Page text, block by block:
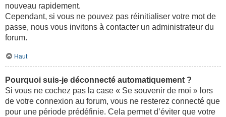
nouveau rapidement.
Cependant, si vous ne pouvez pas réinitialiser votre mot de
passe, nous vous invitons à contacter un administrateur du
forum.
Haut
Pourquoi suis-je déconnecté automatiquement ?
Si vous ne cochez pas la case « Se souvenir de moi » lors
de votre connexion au forum, vous ne resterez connecté que
pour une période prédéfinie. Cela permet d’éviter que votre